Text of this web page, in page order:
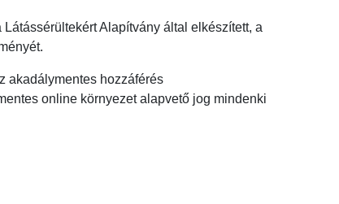
Alapítvány által elkészített, a
akadálymentes hozzáférés
online környezet alapvető jog mindenki